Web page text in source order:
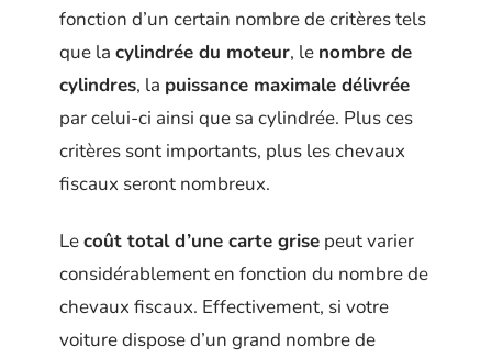
fonction d’un certain nombre de critères tels
que la cylindrée du moteur, le nombre de
cylindres, la puissance maximale délivrée
par celui-ci ainsi que sa cylindrée. Plus ces
critères sont importants, plus les chevaux
fiscaux seront nombreux.
Lecoût total d’une carte grise peut varier
considérablement en fonction du nombre de
chevaux fiscaux. Effectivement, si votre
voiture dispose d’un grand nombre de